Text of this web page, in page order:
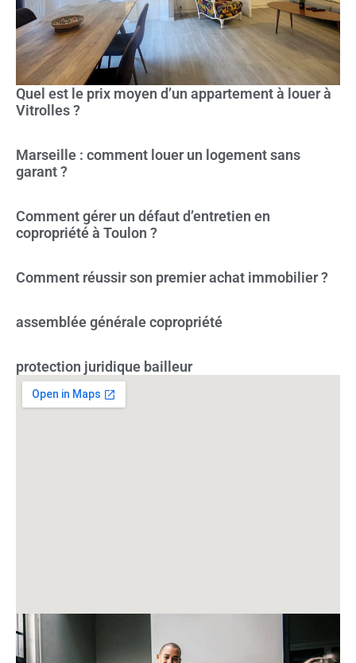
Quel est le prix moyen d’un appartement à louer à
Vitrolles ?
Marseille : comment louer un logement sans
garant ?
Comment gérer un défaut d’entretien en
copropriété à Toulon ?
Comment réussir son premier achat immobilier ?
assemblée générale copropriété
protection juridique bailleur